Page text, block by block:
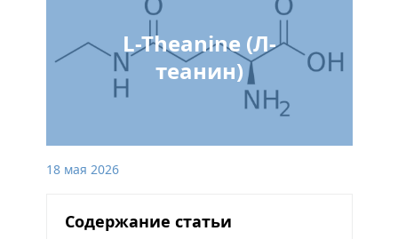
L-Theanine (Л-
теанин)
18 мая 2026
Содержание статьи